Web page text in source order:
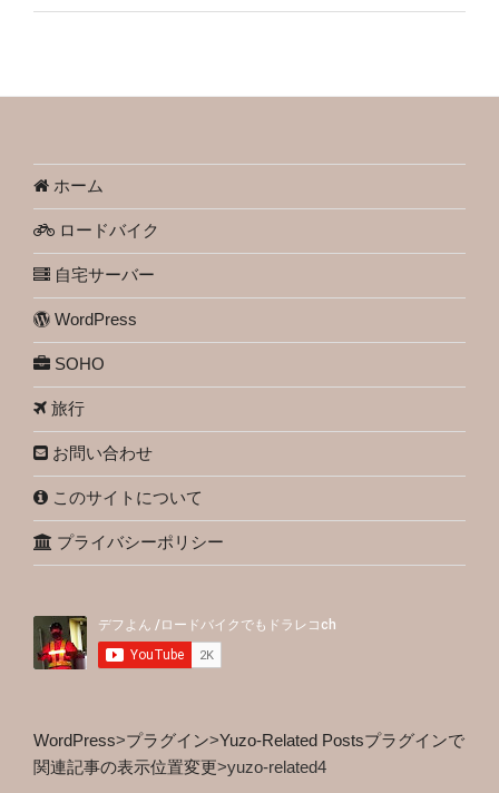
ホーム
ロードバイク
自宅サーバー
WordPress
SOHO
旅行
お問い合わせ
このサイトについて
プライバシーポリシー
WordPress>プラグイン>Yuzo-Related Postsプラグインで
関連記事の表示位置変更>yuzo-related4